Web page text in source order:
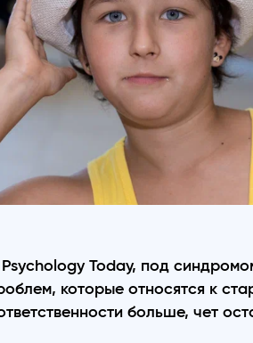
Today, под
которые относятся к
больше, чет